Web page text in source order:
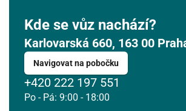
Kde se vůz nachází?
Karlovarská 660, 163 00
Navigovat na pobočku
+420 222 197 551
Po - Pá: 9:00 - 18:00